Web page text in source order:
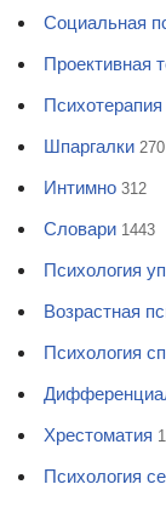
Социальная
Проективная
Психотерапия
Шпаргалки 270
Интимно 312
Словари 1443
Психология
Возрастная
Психология
Хрестоматия
Психология